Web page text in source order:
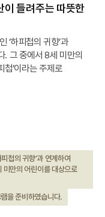
들려주는 따뜻한
‘하피첩의 귀향’과
. 그 중에서 8세 미만의
첩’이라는 주제로
첩의 귀향’과 연계하여
만의 어린이를 대상으로
을 준비하였습니다.